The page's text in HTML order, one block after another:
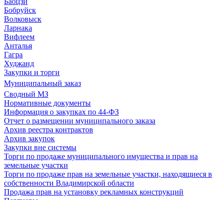
Бобруйск
Волковыск
Ларнака
Вифлеем
Анталья
Гагра
Худжанд
Закупки и торги
Муниципальный заказ
Сводный МЗ
Нормативные документы
Информация о закупках по 44-ФЗ
Отчет о размещении муниципального заказа
Архив реестра контрактов
Архив закупок
Закупки вне системы
Торги по продаже муниципального имущества и прав на
земельные участки
Торги по продаже прав на земельные участки, находящиеся в
собственности Владимирской области
Продажа прав на установку рекламных конструкций